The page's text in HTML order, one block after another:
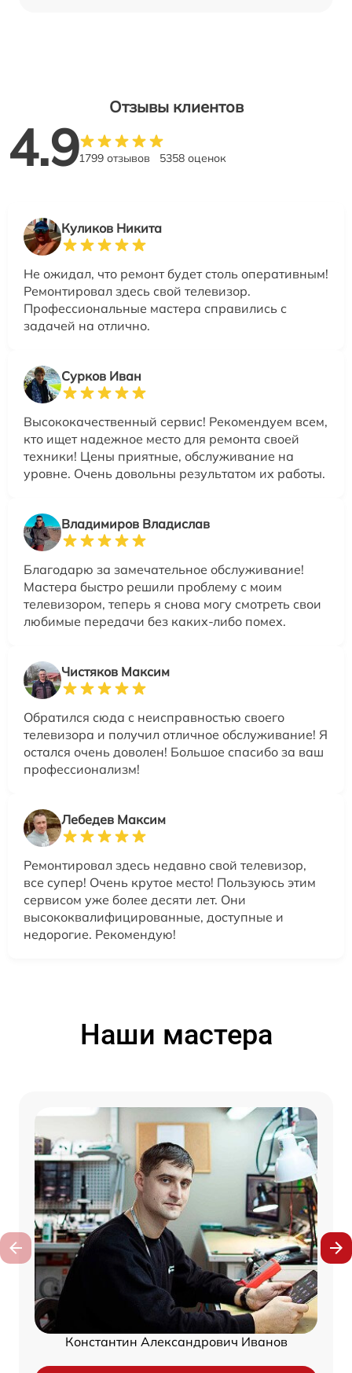
Отзывы клиентов
4.91799 отзывов 5358 оценок
Куликов Никита
Не ожидал, что ремонт будет столь оперативным!
Ремонтировал здесь свой телевизор.
Профессиональные мастера справились с
задачей на отлично.
Сурков Иван
Высококачественный сервис! Рекомендуем всем,
кто ищет надежное место для ремонта своей
техники! Цены приятные, обслуживание на
уровне. Очень довольны результатом их работы.
Владимиров Владислав
Благодарю за замечательное обслуживание!
Мастера быстро решили проблему с моим
телевизором, теперь я снова могу смотреть свои
любимые передачи без каких-либо помех.
Чистяков Максим
Обратился сюда с неисправностью своего
телевизора и получил отличное обслуживание! Я
остался очень доволен! Большое спасибо за ваш
профессионализм!
Лебедев Максим
Ремонтировал здесь недавно свой телевизор,
все супер! Очень крутое место! Пользуюсь этим
сервисом уже более десяти лет. Они
высококвалифицированные, доступные и
недорогие. Рекомендую!
Наши мастера
Константин Александрович Иванов